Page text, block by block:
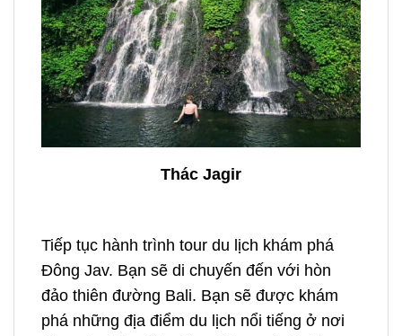
Thác Jagir
Tiếp tục hành trình tour du lịch khám phá
Đông Jav. Bạn sẽ di chuyến đến với hòn
đảo thiên đường Bali. Bạn sẽ được khám
phá những địa điểm du lịch nổi tiếng ở nơi